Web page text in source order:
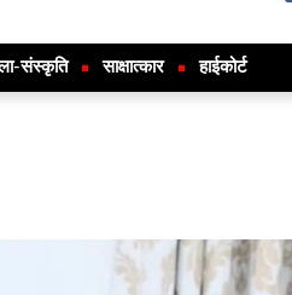
संस्कृति साक्षात्कार हाईकोर्ट